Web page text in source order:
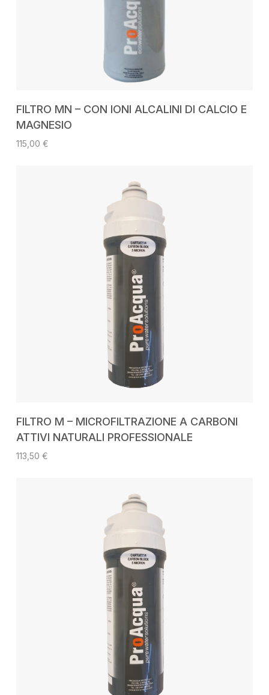
FILTRO MN – CON IONI ALCALINI DI CALCIO E
MAGNESIO
115,00 €
FILTRO M – MICROFILTRAZIONE A CARBONI
ATTIVI NATURALI PROFESSIONALE
113,50 €